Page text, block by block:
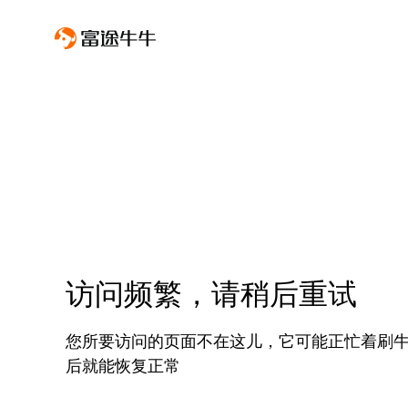
访问频繁，请稍后重试
您所要访问的页面不在这儿，它可能正忙着刷
后就能恢复正常